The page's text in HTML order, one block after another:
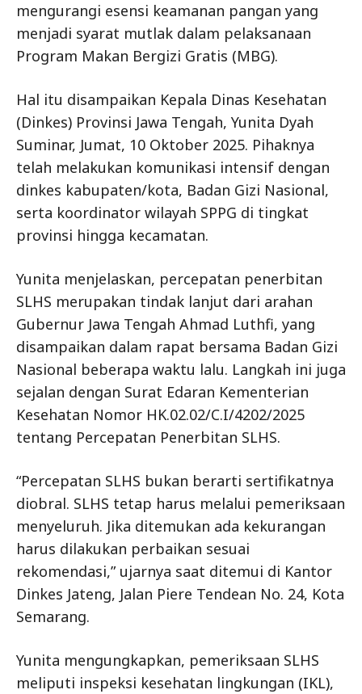
mengurangi esensi keamanan pangan yang
menjadi syarat mutlak dalam pelaksanaan
Program Makan Bergizi Gratis (MBG).
Hal itu disampaikan Kepala Dinas Kesehatan
(Dinkes) Provinsi Jawa Tengah, Yunita Dyah
Suminar, Jumat, 10 Oktober 2025. Pihaknya
telah melakukan komunikasi intensif dengan
dinkes kabupaten/kota, Badan Gizi Nasional,
serta koordinator wilayah SPPG di tingkat
provinsi hingga kecamatan.
Yunita menjelaskan, percepatan penerbitan
SLHS merupakan tindak lanjut dari arahan
Gubernur Jawa Tengah Ahmad Luthfi, yang
disampaikan dalam rapat bersama Badan Gizi
Nasional beberapa waktu lalu. Langkah ini juga
sejalan dengan Surat Edaran Kementerian
Kesehatan Nomor HK.02.02/C.I/4202/2025
tentang Percepatan Penerbitan SLHS.
“Percepatan SLHS bukan berarti sertifikatnya
diobral. SLHS tetap harus melalui pemeriksaan
menyeluruh. Jika ditemukan ada kekurangan
harus dilakukan perbaikan sesuai
rekomendasi,” ujarnya saat ditemui di Kantor
Dinkes Jateng, Jalan Piere Tendean No. 24, Kota
Semarang.
Yunita mengungkapkan, pemeriksaan SLHS
meliputi inspeksi kesehatan lingkungan (IKL),